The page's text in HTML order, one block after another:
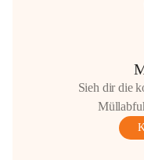
Sieh dir die